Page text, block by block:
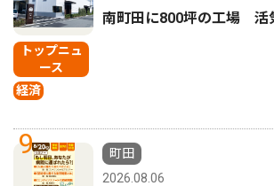
トップニュ
ース
経済
南町田に800坪の工場 活
9
町田
2026.08.06